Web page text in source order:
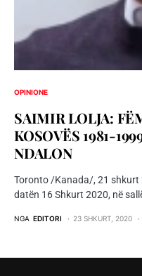
OPINIONE
SAIMIR LOLJA:
KOSOVËS 1981-
NDALON
Toronto /Kanada/, 21 shkurt
datën 16 Shkurt 2020, në
NGA EDITORI 23 SHKURT, 2020